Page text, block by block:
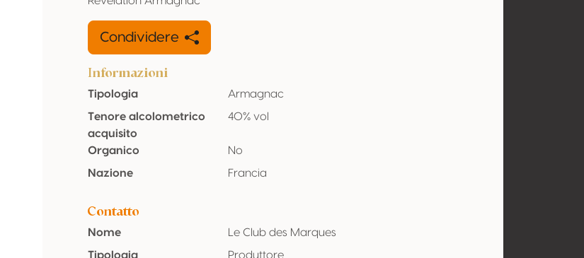
Condividere
Informazioni
Tipologia
Armagnac
Tenore alcolometrico
acquisito
40% vol
Organico
No
Nazione
Francia
Contatto
Nome
Le Club des Marques
Tipologia
Produttore